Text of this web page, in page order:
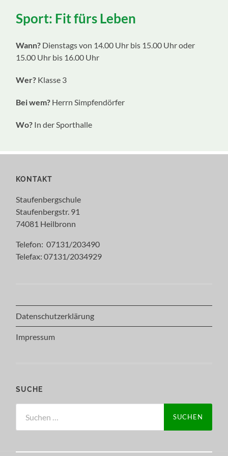
Sport: Fit fürs Leben
Wann? Dienstags von 14.00 Uhr bis 15.00 Uhr oder
15.00 Uhr bis 16.00 Uhr
Wer? Klasse 3
Bei wem? Herrn Simpfendörfer
Wo? In der Sporthalle
KONTAKT
Staufenbergschule
Staufenbergstr. 91
74081 Heilbronn
Telefon: 07131/203490
Telefax: 07131/2034929
Datenschutzerklärung
Impressum
SUCHE
nach: